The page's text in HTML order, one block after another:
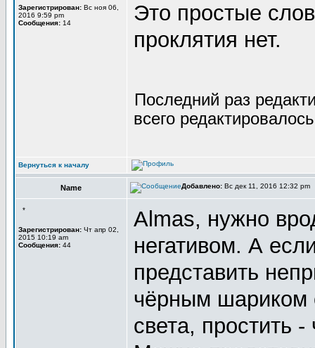
Зарегистрирован: Вс ноя 06,
2016 9:59 pm
Сообщения: 14
Это простые
проклятия нет.
Последний раз
всего
Вернуться к началу
Name Добавлено: Вс дек 11, 2016 12:32 pm
*
Зарегистрирован: Чт апр 02,
2015 10:19 am
Сообщения: 44
Almas, нужно
негативом. А
представить
чёрным шариком
света, простить